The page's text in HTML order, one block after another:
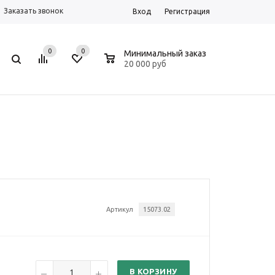
Заказать звонок Вход Регистрация
0 0
Минимальный заказ
20 000 руб
Артикул 15073.02
В КОРЗИНУ